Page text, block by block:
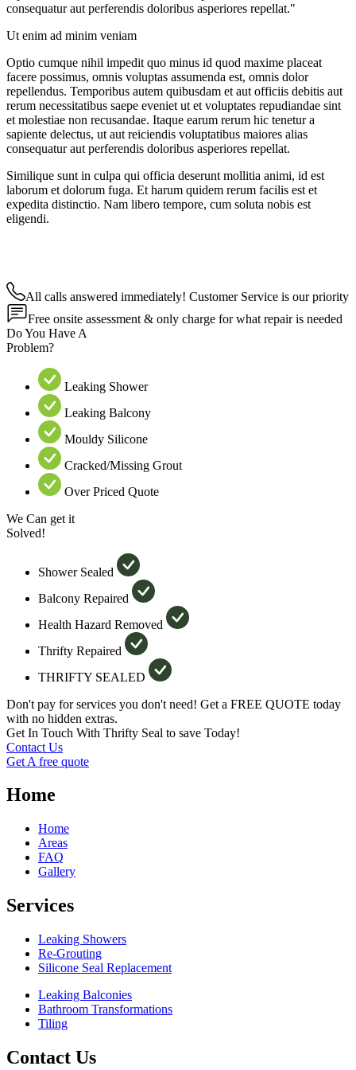
consequatur aut perferendis doloribus asperiores repellat."
Ut enim ad minim veniam
Optio cumque nihil impedit quo minus id quod maxime placeat
facere possimus, omnis voluptas assumenda est, omnis dolor
repellendus. Temporibus autem quibusdam et aut officiis debitis aut
rerum necessitatibus saepe eveniet ut et voluptates repudiandae sint
et molestiae non recusandae. Itaque earum rerum hic tenetur a
sapiente delectus, ut aut reiciendis voluptatibus maiores alias
consequatur aut perferendis doloribus asperiores repellat.
Similique sunt in culpa qui officia deserunt mollitia animi, id est
laborum et dolorum fuga. Et harum quidem rerum facilis est et
expedita distinctio. Nam libero tempore, cum soluta nobis est
eligendi.
All calls answered immediately! Customer Service is our priority
Free onsite assessment & only charge for what repair is needed
Do You Have A
Problem?
Leaking Shower
Leaking Balcony
Mouldy Silicone
Cracked/Missing Grout
Over Priced Quote
We Can get it
Solved!
Shower Sealed
Balcony Repaired
Health Hazard Removed
Thrifty Repaired
THRIFTY SEALED
Don't pay for services you don't need! Get a FREE QUOTE today
with no hidden extras.
Get In Touch With Thrifty Seal to save Today!
Contact Us
Get A free quote
Home
Home
Areas
FAQ
Gallery
Services
Leaking Showers
Re-Grouting
Silicone Seal Replacement
Leaking Balconies
Bathroom Transformations
Tiling
Contact Us